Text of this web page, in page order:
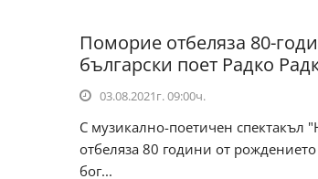
Поморие отбеляза 80-
български поет Радко
03.08.2021г. 09:00ч.
С музикално-поетичен
отбеляза 80 години от
бог...